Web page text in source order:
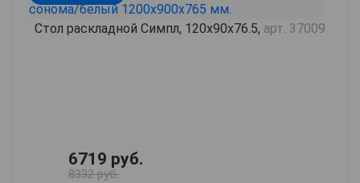
Стол раскладной Симпл, 120х90х76.5, арт. 37009
6719 руб.
8332 руб.